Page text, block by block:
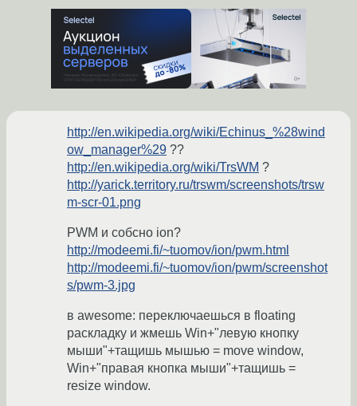
http://en.wikipedia.org/wiki/Echinus_%28wind
ow_manager%29 ??
http://en.wikipedia.org/wiki/TrsWM ?
http://yarick.territory.ru/trswm/screenshots/trsw
m-scr-01.png
PWM и собсно ion?
http://modeemi.fi/~tuomov/ion/pwm.html
http://modeemi.fi/~tuomov/ion/pwm/screenshot
s/pwm-3.jpg
в awesome: переключаешься в floating
раскладку и жмешь Win+"левую кнопку
мыши"+тащишь мышью = move window,
Win+"правая кнопка мыши"+тащишь =
resize window.